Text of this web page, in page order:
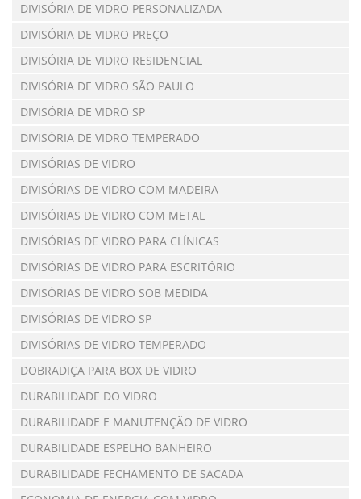
DIVISÓRIA DE VIDRO PERSONALIZADA
DIVISÓRIA DE VIDRO PREÇO
DIVISÓRIA DE VIDRO RESIDENCIAL
DIVISÓRIA DE VIDRO SÃO PAULO
DIVISÓRIA DE VIDRO SP
DIVISÓRIA DE VIDRO TEMPERADO
DIVISÓRIAS DE VIDRO
DIVISÓRIAS DE VIDRO COM MADEIRA
DIVISÓRIAS DE VIDRO COM METAL
DIVISÓRIAS DE VIDRO PARA CLÍNICAS
DIVISÓRIAS DE VIDRO PARA ESCRITÓRIO
DIVISÓRIAS DE VIDRO SOB MEDIDA
DIVISÓRIAS DE VIDRO SP
DIVISÓRIAS DE VIDRO TEMPERADO
DOBRADIÇA PARA BOX DE VIDRO
DURABILIDADE DO VIDRO
DURABILIDADE E MANUTENÇÃO DE VIDRO
DURABILIDADE ESPELHO BANHEIRO
DURABILIDADE FECHAMENTO DE SACADA